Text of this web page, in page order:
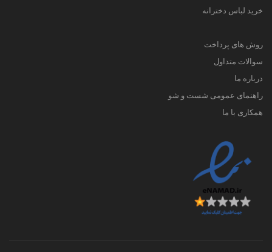
خرید لباس دخترانه
روش های پرداخت
سوالات متداول
درباره ما
راهنمای عمومی شست و شو
همکاری با ما